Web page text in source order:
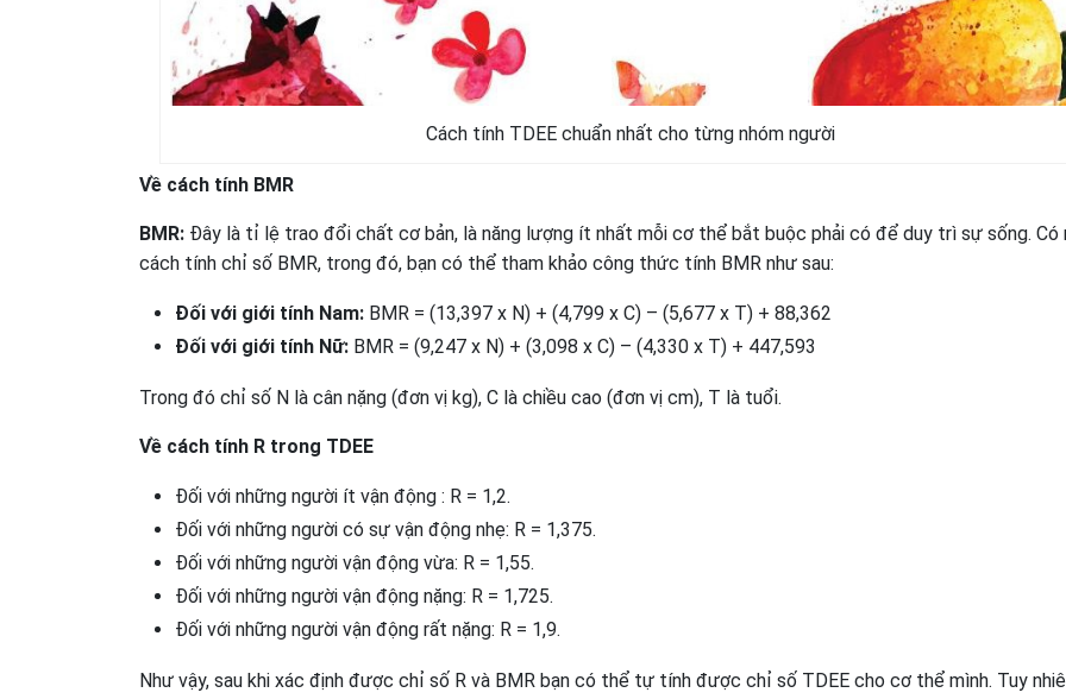
Cách tính TDEE chuẩn nhất cho từng nhóm người
Về cách tính BMR
BMR: Đây là tỉ lệ trao đổi chất cơ bản, là năng lượng ít nhất mỗi cơ thể bắt buộc phải có để duy trì sự sống. Có
cách tính chỉ số BMR, trong đó, bạn có thể tham khảo công thức tính BMR như sau:
Đối với giới tính Nam: BMR = (13,397 x N) + (4,799 x C) – (5,677 x T) + 88,362
Đối với giới tính Nữ: BMR = (9,247 x N) + (3,098 x C) – (4,330 x T) + 447,593
Trong đó chỉ số N là cân nặng (đơn vị kg), C là chiều cao (đơn vị cm), T là tuổi.
Về cách tính R trong TDEE
Đối với những người ít vận động : R = 1,2.
Đối với những người có sự vận động nhẹ: R = 1,375.
Đối với những người vận động vừa: R = 1,55.
Đối với những người vận động nặng: R = 1,725.
Đối với những người vận động rất nặng: R = 1,9.
Như vậy, sau khi xác định được chỉ số R và BMR bạn có thể tự tính được chỉ số TDEE cho cơ thể mình. Tuy